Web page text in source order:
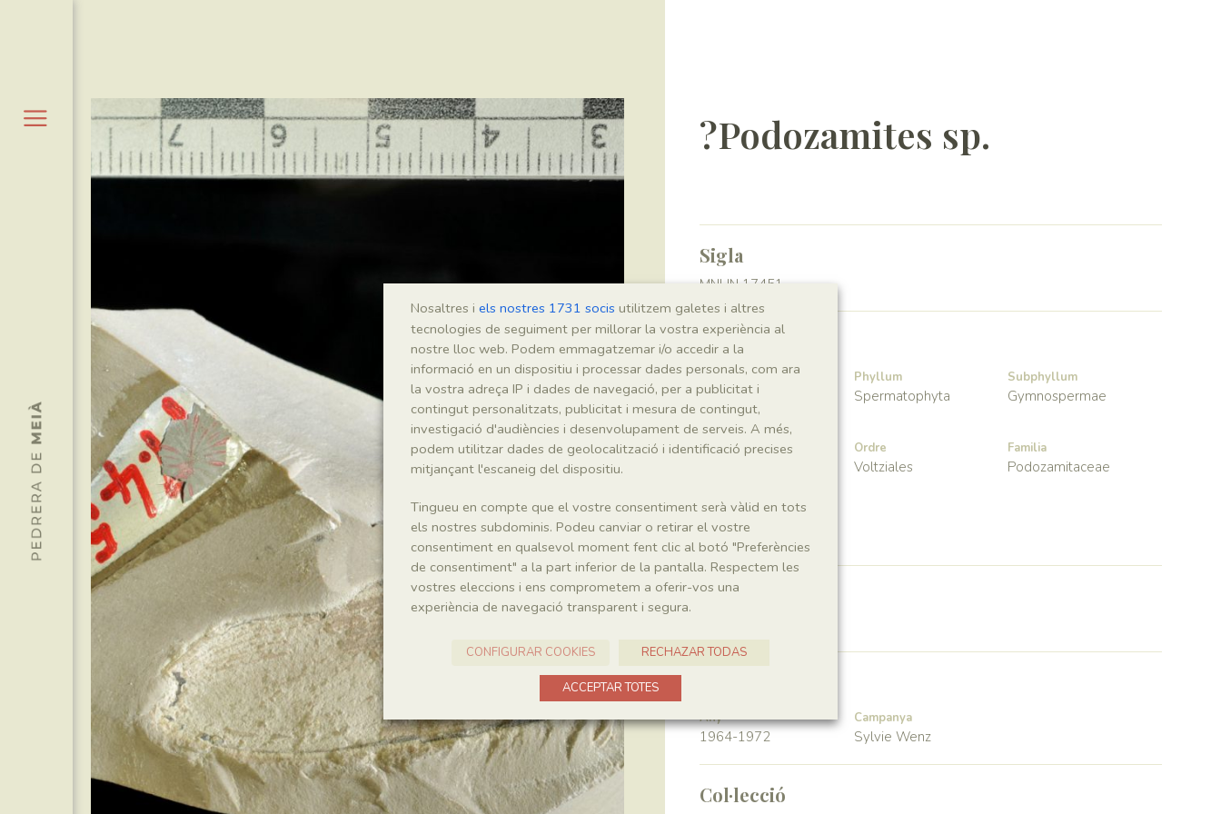
?Podozamites sp.
Sigla
MNHN 17451
Taxonomia
Regne
Plantae
Phyllum
Spermatophyta
Subphyllum
Gymnospermae
Classe Ordre
Voltziales
Familia
Podozamitaceae
Génere
?Podozamites
Localitat
Any
1964-1972
Campanya
Sylvie Wenz
Col·lecció
Nosaltres i els nostres 1731 socis utilitzem galetes i altres
tecnologies de seguiment per millorar la vostra experiència al
nostre lloc web. Podem emmagatzemar i/o accedir a la
informació en un dispositiu i processar dades personals, com ara
la vostra adreça IP i dades de navegació, per a publicitat i
contingut personalitzats, publicitat i mesura de contingut,
investigació d'audiències i desenvolupament de serveis. A més,
podem utilitzar dades de geolocalització i identificació precises
mitjançant l'escaneig del dispositiu.
Tingueu en compte que el vostre consentiment serà vàlid en tots
els nostres subdominis. Podeu canviar o retirar el vostre
consentiment en qualsevol moment fent clic al botó "Preferències
de consentiment" a la part inferior de la pantalla. Respectem les
vostres eleccions i ens comprometem a oferir-vos una
experiència de navegació transparent i segura.
CONFIGURAR COOKIES RECHAZAR TODAS
ACCEPTAR TOTES